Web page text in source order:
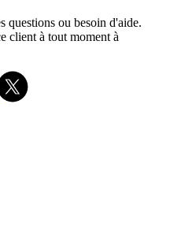
questions ou besoin d'aide.
client à tout moment à